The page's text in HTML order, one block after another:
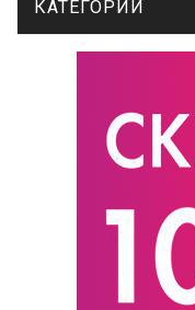
КАТЕГОРИИ